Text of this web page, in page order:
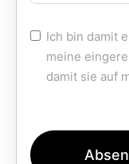
Ich bin damit
meine
damit sie auf